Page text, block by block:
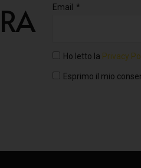
Email
Ho letto la Privacy
Esprimo il mio